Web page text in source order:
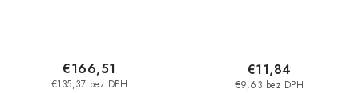
€135,37 bez DPH
€166,51
€9,63 bez DPH
€11,84